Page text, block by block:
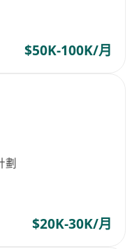
$50K-100K/月
劃
$20K-30K/月